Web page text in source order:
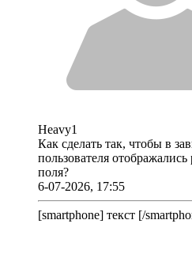
Heavy1
Как сделать так, чтобы в
пользователя
поля?
6-07-2026, 17:55
[smartphone] текст [/